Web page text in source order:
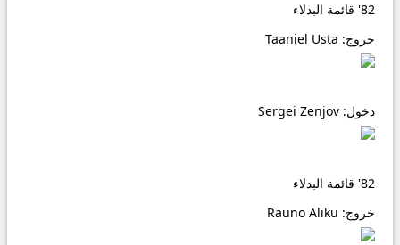
82' قائمة البدلاء
خروج:
دخول:
82' قائمة البدلاء
خروج: